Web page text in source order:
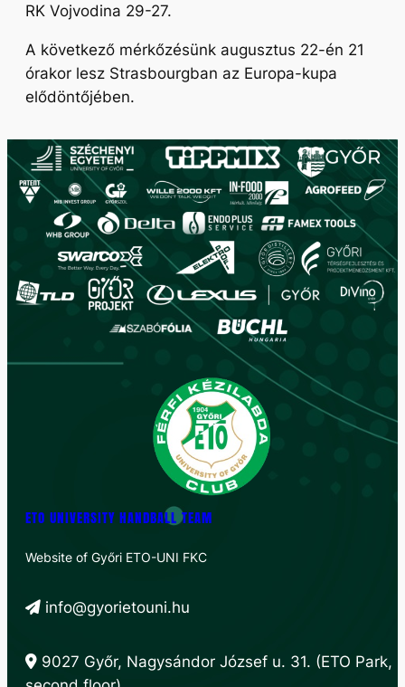
RK Vojvodina 29-27.
A következő mérkőzésünk augusztus 22-én 21
órakor lesz Strasbourgban az Europa-kupa
elődöntőjében.
ETO UNIVERSITY HANDBALL TEAM
Website of Győri ETO-UNI FKC
info@gyorietouni.hu
9027 Győr, Nagysándor József u. 31. (ETO Park,